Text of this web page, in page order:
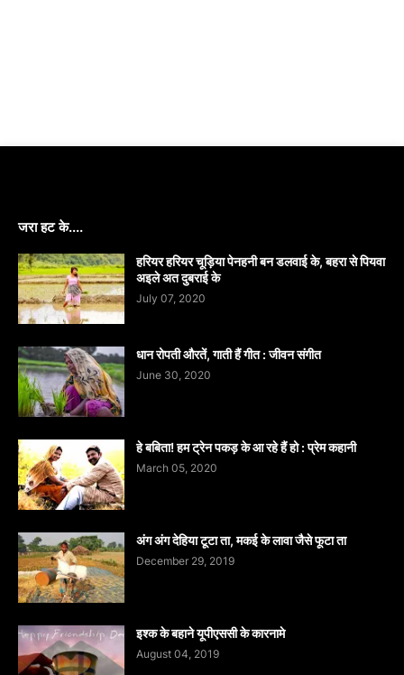
जरा हट के....
हरियर हरियर चूड़िया पेनहनी बन डलवाई के, बहरा से पियवा
अइले अत दुबराई के
July 07, 2020
धान रोपती औरतें, गाती हैं गीत : जीवन संगीत
June 30, 2020
हे बबिता! हम ट्रेन पकड़ के आ रहे हैं हो : प्रेम कहानी
March 05, 2020
अंग अंग देहिया टूटा ता, मकई के लावा जैसे फूटा ता
December 29, 2019
इश्क के बहाने यूपीएससी के कारनामे
August 04, 2019